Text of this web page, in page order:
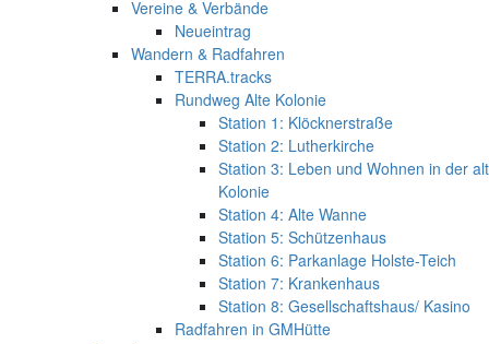
Vereine & Verbände
Neueintrag
Wandern & Radfahren
TERRA.tracks
Rundweg Alte Kolonie
Station 1: Klöcknerstraße
Station 2: Lutherkirche
Station 3: Leben und Wohnen in der
Kolonie
Station 4: Alte Wanne
Station 5: Schützenhaus
Station 6: Parkanlage Holste-Teich
Station 7: Krankenhaus
Station 8: Gesellschaftshaus/ Kasino
Radfahren in GMHütte